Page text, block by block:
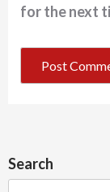
for the next
Search